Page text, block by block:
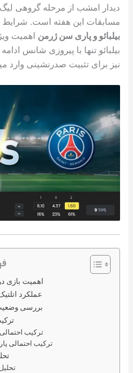
دیدار امشب از مرحله گروهی
مسابقات این هفته است.
بیلبائو و پاری سن ژرمن اهمیت
بیلبائو تنها با پیروزی شانس
نیز برای تثبیت صدرنشینی وارد
اهمیت بازی
عملکرد
بررسی
ترکیب احتمالی
ترکیب احتمالی